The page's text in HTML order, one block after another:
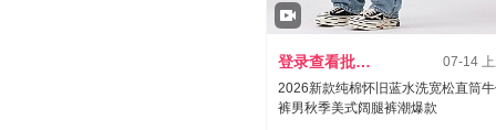
登录查看批发价
07-14
2026新款纯棉怀旧蓝水洗宽松直筒
裤男秋季美式阔腿裤潮爆款